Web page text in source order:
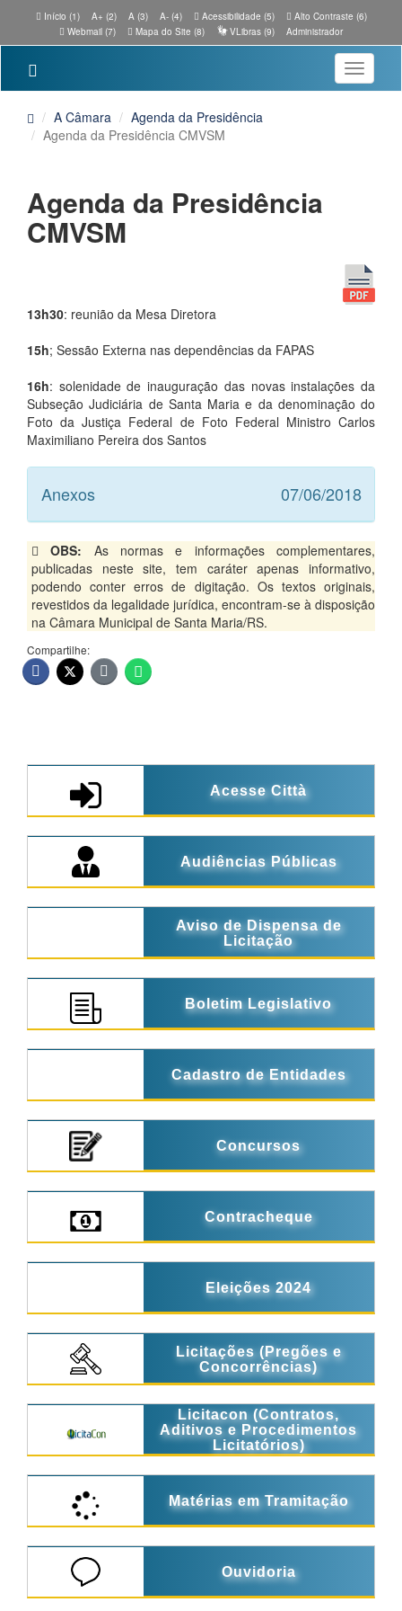
Início (1) A+ (2) A (3) A- (4) Acessibilidade (5)
Alto Contraste (6)
Webmail (7)
Mapa do Site (8) VLibras (9) Administrador
Toggle
A Câmara
Agenda da Presidência
Agenda da Presidência CMVSM
Agenda da Presidência
CMVSM
13h30: reunião da Mesa Diretora
15h; Sessão Externa nas dependências da FAPAS
16h: solenidade de inauguração das novas instalações da
Subseção Judiciária de Santa Maria e da denominação do
Foto da Justiça Federal de Foto Federal Ministro Carlos
Maximiliano Pereira dos Santos
Anexos 07/06/2018
OBS: As normas e informações complementares,
publicadas neste site, tem caráter apenas informativo,
podendo conter erros de digitação. Os textos originais,
revestidos da legalidade jurídica, encontram-se à disposição
na Câmara Municipal de Santa Maria/RS.
Compartilhe:
Acesse Città
Audiências Públicas
Aviso de Dispensa de
Licitação
Boletim Legislativo
Cadastro de Entidades
Concursos
Contracheque
Eleições 2024
Licitações (Pregões e
Concorrências)
Licitacon (Contratos,
Aditivos e Procedimentos
Licitatórios)
Matérias em Tramitação
Ouvidoria